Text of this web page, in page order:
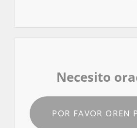
Necesito
POR FAVOR OREN